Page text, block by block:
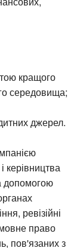
кращого
середовища;
джерел.
керівництва
допомогою
ревізійні
право
пов'язаних з